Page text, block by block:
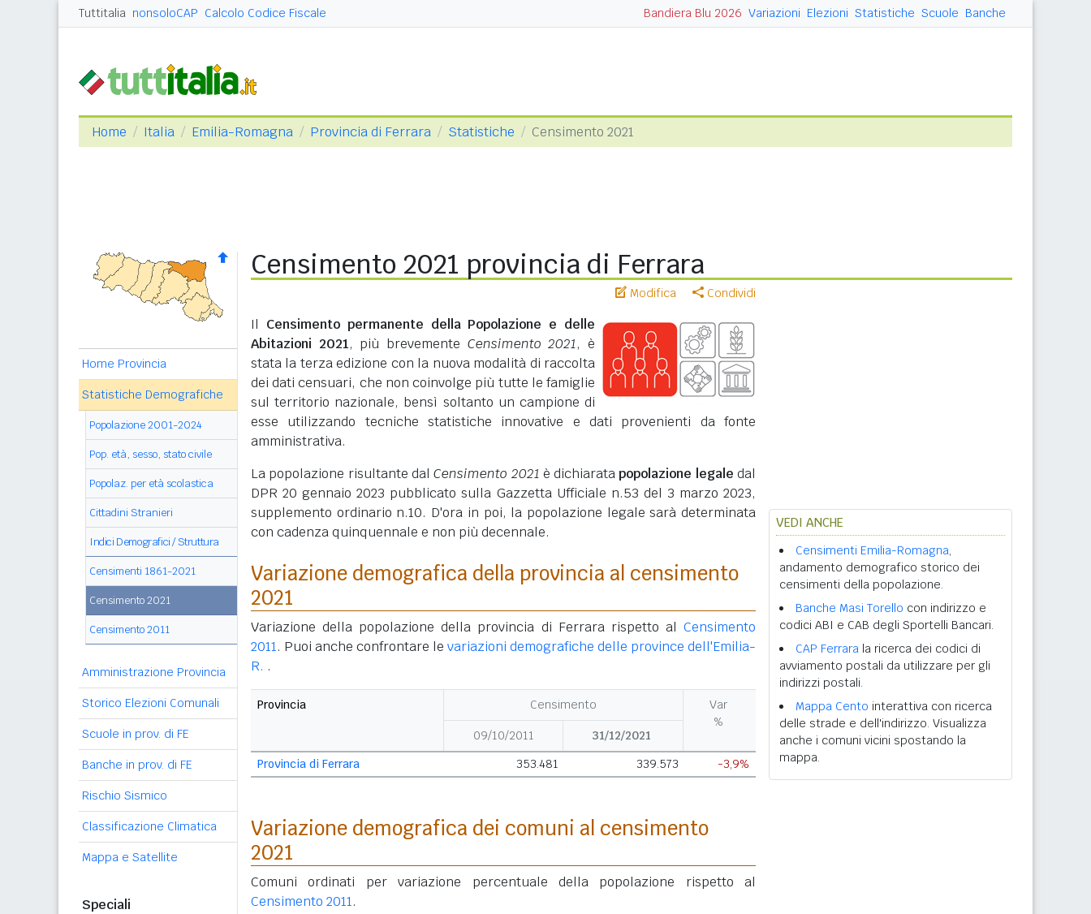
Tuttitalia nonsoloCAP Calcolo Codice Fiscale Bandiera Blu 2026 Variazioni Elezioni Statistiche Scuole Banche
Home Italia Emilia-Romagna Provincia di Ferrara Statistiche Censimento 2021
Home Provincia
Statistiche Demografiche
Popolazione 2001-2024
Pop. età, sesso, stato civile
Popolaz. per età scolastica
Cittadini Stranieri
Indici Demografici / Struttura
Censimenti 1861-2021
Censimento 2021
Censimento 2011
Amministrazione Provincia
Storico Elezioni Comunali
Scuole in prov. di FE
Banche in prov. di FE
Rischio Sismico
Classificazione Climatica
Mappa e Satellite
Speciali
Censimento 2021 provincia di Ferrara
Modifica Condividi
Il Censimento permanente della Popolazione e delle
Abitazioni 2021, più brevemente Censimento 2021, è
stata la terza edizione con la nuova modalità di raccolta
dei dati censuari, che non coinvolge più tutte le famiglie
sul territorio nazionale, bensì soltanto un campione di
esse utilizzando tecniche statistiche innovative e dati provenienti da fonte
amministrativa.
La popolazione risultante dalCensimento 2021 è dichiaratapopolazione legale dal
DPR 20 gennaio 2023 pubblicato sulla Gazzetta Ufficiale n.53 del 3 marzo 2023,
supplemento ordinario n.10. D'ora in poi, la popolazione legale sarà determinata
con cadenza quinquennale e non più decennale.
Variazione demografica della provincia al censimento
2021
Variazione della popolazione della provincia di Ferrara rispetto al Censimento
2011. Puoi anche confrontare le variazioni demografiche delle province dell'Emilia-
R. .
Provincia Censimento
Var
%
09/10/2011
31/12/2021
Provincia di Ferrara
353.481 339.573 -3,9%
Variazione demografica dei comuni al censimento
2021
Comuni ordinati per variazione percentuale della popolazione rispetto al
Censimento 2011.
VEDI ANCHE
Censimenti Emilia-Romagna,
andamento demografico storico dei
censimenti della popolazione.
Banche Masi Torello con indirizzo e
codici ABI e CAB degli Sportelli Bancari.
CAP Ferrara la ricerca dei codici di
avviamento postali da utilizzare per gli
indirizzi postali.
Mappa Cento interattiva con ricerca
delle strade e dell'indirizzo. Visualizza
anche i comuni vicini spostando la
mappa.